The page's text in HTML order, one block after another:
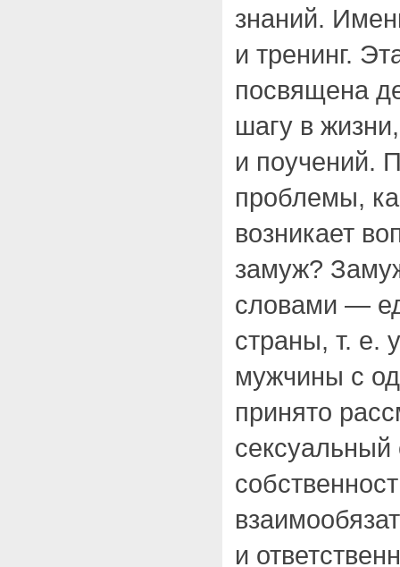
знаний.
и тренинг.
посвящена
шагу в
и поучений.
проблемы,
возникает
замуж?
словами —
страны, т. е.
мужчины с
принято
и